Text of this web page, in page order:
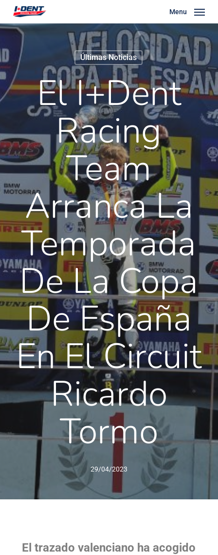
Skip
to
main
content
Menu
Últimas Noticias
El I+Dent
Racing
Team
Arranca La
Temporada
De La Copa
De España
En El Circuit
Ricardo
Tormo
29/04/2023
El trazado valenciano ha acogido